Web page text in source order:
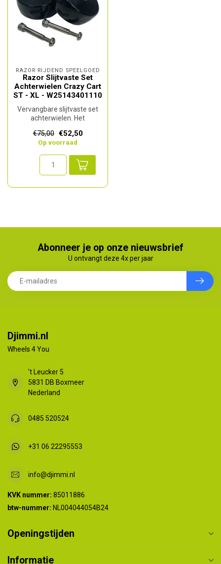
RAZOR RIJDEND SPEELGOED
Razor Slijtvaste Set
Achterwielen Crazy Cart
ST - XL - W25143401110
Vervangbare slijtvaste set
achterwielen. Het
W2514340...
€75,00 €52,50
Op voorraad
Abonneer je op onze nieuwsbrief
U ontvangt deze 4x per jaar
Djimmi.nl
Wheels 4 You
't Leucker 5
5831 DB Boxmeer
Nederland
0485 520524
+31 06 22295553
info@djimmi.nl
KVK nummer: 85011886
btw-nummer: NL004044054B24
Openingstijden
Informatie